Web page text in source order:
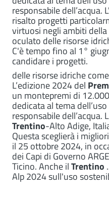
responsabile
risalto progetti
virtuosi negli ambiti della
oculato delle risorse
C'è tempo fino al 1°
candidare i progetti.
delle risorse idriche
L’edizione 2024 del
un montepremi di
dedicata al tema
responsabile dell’acqua.
Trentino-Alto Adige,
Questa sceglierà i
il 25 ottobre 2024, in
dei Capi di Governo
Ticino. Anche ilTrentino
Alp 2024 sull'uso